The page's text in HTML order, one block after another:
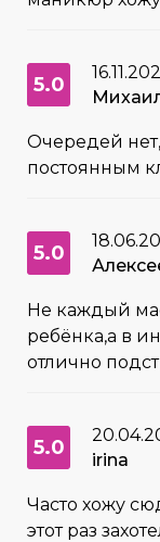
5.0
Очередей нет,
постоянным
5.0
Не каждый
ребёнка,а в
отлично
5.0
irina
Часто хожу
этот раз